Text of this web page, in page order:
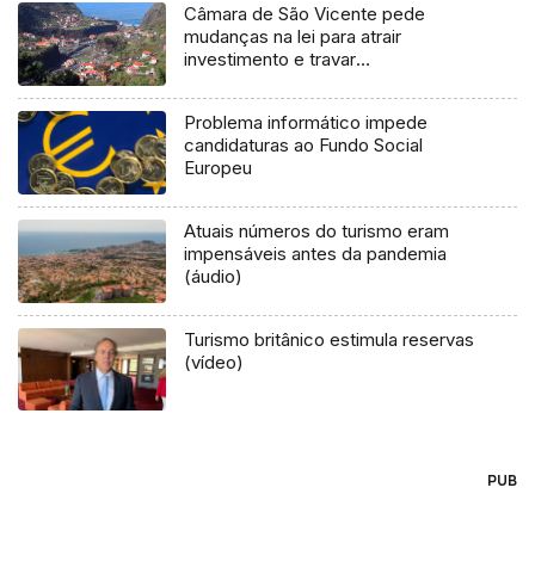
Câmara de São Vicente pede
mudanças na lei para atrair
investimento e travar
Problema informático impede
candidaturas ao Fundo Social
Europeu
Atuais números do turismo eram
impensáveis antes da pandemia
(áudio)
Turismo britânico estimula reservas
(vídeo)
PUB